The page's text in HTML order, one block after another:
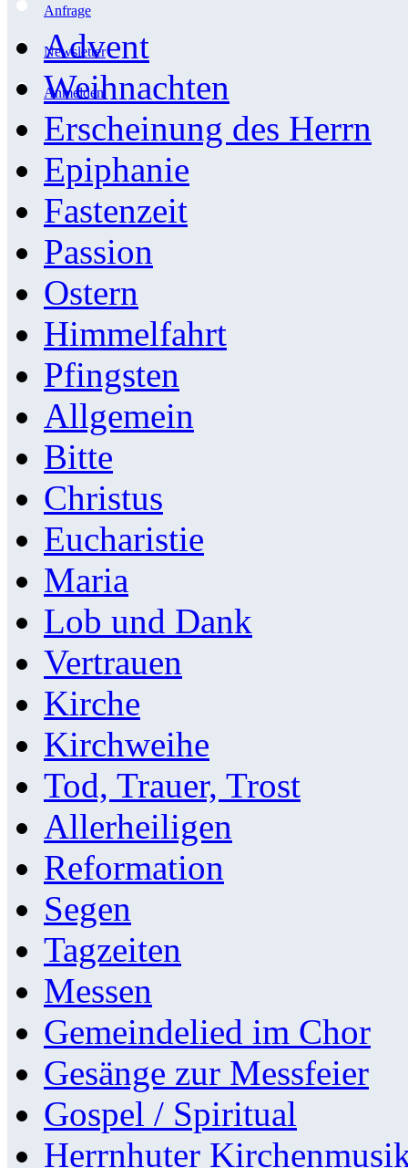
Anfrage
Newsletter
Anmelden
Advent
Weihnachten
Erscheinung des Herrn
Epiphanie
Fastenzeit
Passion
Ostern
Himmelfahrt
Pfingsten
Allgemein
Bitte
Christus
Eucharistie
Maria
Lob und Dank
Vertrauen
Kirche
Kirchweihe
Tod, Trauer, Trost
Allerheiligen
Reformation
Segen
Tagzeiten
Messen
Gemeindelied im Chor
Gesänge zur Messfeier
Gospel / Spiritual
Herrnhuter